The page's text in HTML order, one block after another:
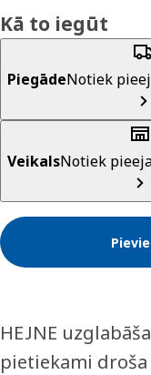
Kā to iegūt
PiegādeNotiek
VeikalsNotiek
HEJNE
pietiekami